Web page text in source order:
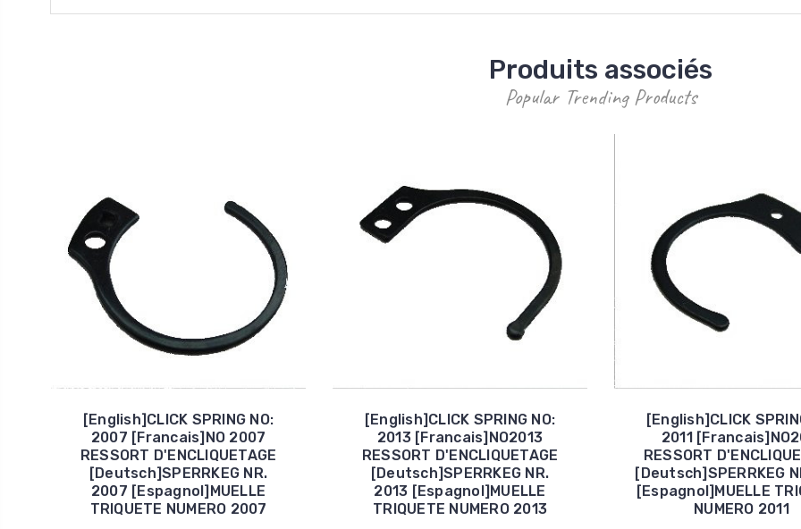
Produits associés
Popular Trending Products
[English]CLICK SPRING NO:
2007 [Francais]NO 2007
RESSORT D'ENCLIQUETAGE
[Deutsch]SPERRKEG NR.
2007 [Espagnol]MUELLE
TRIQUETE NUMERO 2007
[English]CLICK SPRING NO:
2013 [Francais]NO2013
RESSORT D'ENCLIQUETAGE
[Deutsch]SPERRKEG NR.
2013 [Espagnol]MUELLE
TRIQUETE NUMERO 2013
[English]CLICK
2011
RESSORT
[Deutsch]SPERRKEG
[Espagnol]MUELLE
NUMERO 2011